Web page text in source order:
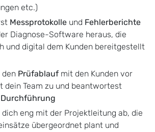
etc.)
Messprotokolle und Fehlerberichte
Diagnose-Software heraus, die
und digital dem Kunden bereitgestellt
den Prüfablauf mit den Kunden vor
dein Team zu und beantwortest
eng mit der Projektleitung ab, die
übergeordnet plant und